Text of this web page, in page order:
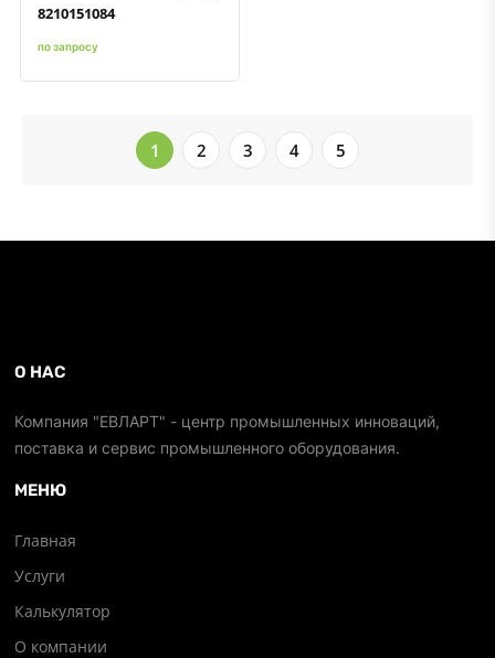
8210151084
по запросу
1 2 3 4 5
О НАС
Компания "ЕВЛАРТ" - центр промышленных инноваций,
поставка и сервис промышленного оборудования.
МЕНЮ
Главная
Услуги
Калькулятор
О компании